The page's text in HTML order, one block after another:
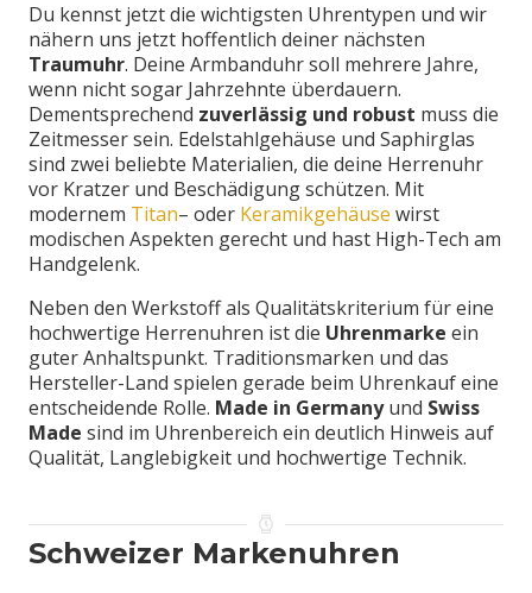
Du kennst jetzt die wichtigsten Uhrentypen und wir
nähern uns jetzt hoffentlich deiner nächsten
Traumuhr. Deine Armbanduhr soll mehrere Jahre,
wenn nicht sogar Jahrzehnte überdauern.
Dementsprechend zuverlässig und robust muss die
Zeitmesser sein. Edelstahlgehäuse und Saphirglas
sind zwei beliebte Materialien, die deine Herrenuhr
vor Kratzer und Beschädigung schützen. Mit
modernem Titan– oder Keramikgehäuse wirst
modischen Aspekten gerecht und hast High-Tech am
Handgelenk.
Neben den Werkstoff als Qualitätskriterium für eine
hochwertige Herrenuhren ist die Uhrenmarke ein
guter Anhaltspunkt. Traditionsmarken und das
Hersteller-Land spielen gerade beim Uhrenkauf eine
entscheidende Rolle. Made in Germanyund Swiss
Made sind im Uhrenbereich ein deutlich Hinweis auf
Qualität, Langlebigkeit und hochwertige Technik.
Schweizer Markenuhren